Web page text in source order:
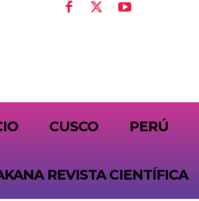
CUSCO PERÚ
REVISTA CIENTÍFICA